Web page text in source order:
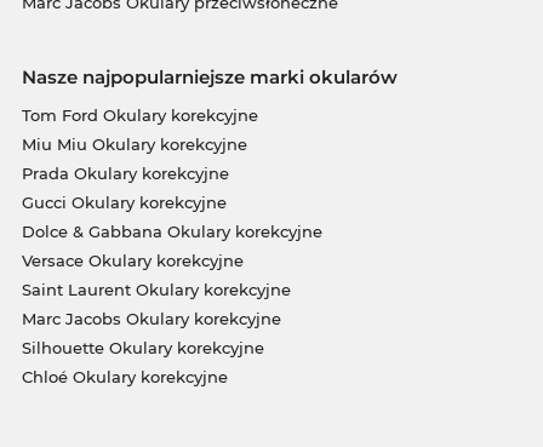
Nasze najpopularniejsze marki okularów
Tom Ford Okulary korekcyjne
Miu Miu Okulary korekcyjne
Prada Okulary korekcyjne
Gucci Okulary korekcyjne
Dolce & Gabbana Okulary korekcyjne
Versace Okulary korekcyjne
Saint Laurent Okulary korekcyjne
Marc Jacobs Okulary korekcyjne
Silhouette Okulary korekcyjne
Chloé Okulary korekcyjne